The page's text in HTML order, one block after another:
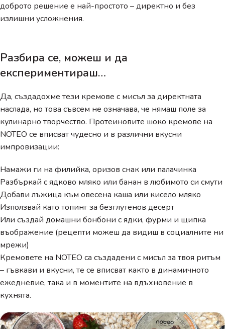
доброто решение е най-простото – директно и без
излишни усложнения.
Разбира се, можеш и да
експериментираш…
Да, създадохме тези кремове с мисъл за директната
наслада, но това съвсем не означава, че нямаш поле за
кулинарно творчество. Протеиновите шоко кремове на
NOTEO се вписват чудесно и в различни вкусни
импровизации:
Намажи ги на филийка, оризов снак или палачинка
Разбъркай с ядково мляко или банан в любимото си смути
Добави лъжица към овесена каша или кисело мляко
Използвай като топинг за безглутенов десерт
Или създай домашни бонбони с ядки, фурми и щипка
въображение (рецепти можеш да видиш в социалните ни
мрежи)
Кремовете на NOTEO са създадени с мисъл за твоя ритъм
– гъвкави и вкусни, те се вписват както в динамичното
ежедневие, така и в моментите на вдъхновение в
кухнята.